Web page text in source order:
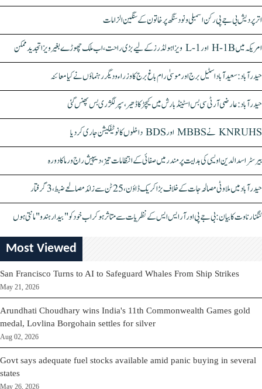
اتر پردیش بی جے پی رکن اسمبلی ونود سنگھ پر خاتون کے سنگین الزامات
امریکہ میں H-1B اور L-1 ویزا ہولڈرز کے لیے بڑی راحت، اب ملک چھوڑے بغیر ویزا تجدید ممکن
حیدرآباد: سعیدآباد اسٹیل برج اور موسیٰ رام باغ برج کا وزراء و دیگر رہنماؤں نے کیا معائنہ
حیدرآباد: عارضی آر ٹی سی بس اسٹینڈ بارش میں کیچڑ کا ڈھیر، سپر لگژری بس پھنس گئی
KNRUHS نے MBBS اور BDS داخلوں کا نوٹیفکیشن جاری کر دیا
بیرسٹر اسدالدین اویسی کی ہدایت پر مندر میں صفائی کے انتظامات تیز، دیپیش راج ورما کا دورہ
حیدرآباد میں ملاوٹی مصالحہ جات کے خلاف بڑا کریک ڈاؤن، 25 ٹن سے زائد مصالحے ضبط، 3 گرفتار
کنگنا رناوت کا بیان: بی جے پی اور آر ایس ایس کے نظریات سے متاثر ہو کر اب خود کو "بیدار ہندو" مانتی ہوں
Most Viewed
San Francisco Turns to AI to Safeguard Whales From Ship Strikes
May 21, 2026
Arundhati Choudhary wins India's 11th Commonwealth Games gold
medal, Lovlina Borgohain settles for silver
Aug 02, 2026
Govt says adequate fuel stocks available amid panic buying in several
states
May 26, 2026